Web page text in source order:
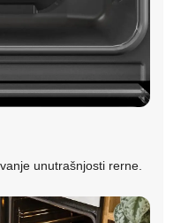
unutrašnjosti rerne.